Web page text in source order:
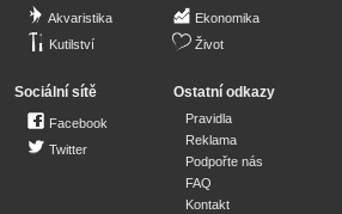
Akvaristika
Kutilství
Ekonomika
Život
Sociální sítě
Facebook
Twitter
Ostatní odkazy
Pravidla
Reklama
Podpořte nás
FAQ
Kontakt